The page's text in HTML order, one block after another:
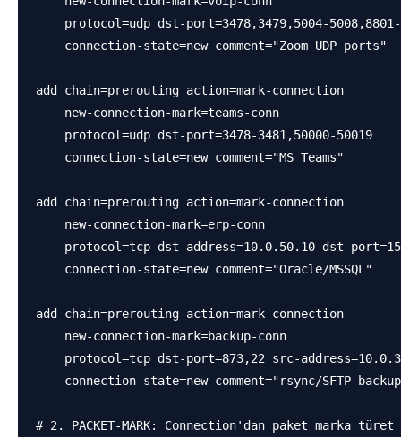
protocol=udp dst-port=3478,3479,5004-
    connection-state=new comment="Zoom UDP ports"
add chain=prerouting action=mark-connection
    new-connection-mark=teams-conn
    protocol=udp dst-port=3478-3481,50000-50019
    connection-state=new comment="MS Teams"
add chain=prerouting action=mark-connection
    new-connection-mark=erp-conn
protocol=tcp dst-address=10.0.50.10 dst-
    connection-state=new comment="Oracle/MSSQL"
add chain=prerouting action=mark-connection
    new-connection-mark=backup-conn
protocol=tcp dst-port=873,22 src-
connection-state=new comment="rsync/SFTP
# 2. PACKET-MARK: Connection'dan paket marka